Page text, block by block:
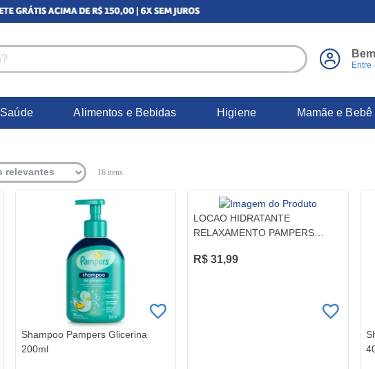
Entre
Saúde Alimentos e Bebidas Higiene Mamãe e Bebê
16itens
Shampoo Pampers Glicerina
200ml
LOCAO HIDRATANTE
RELAXAMENTO PAMPERS
R$ 31,99